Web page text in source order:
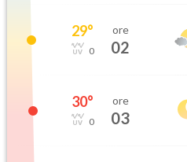
29°
0
ore
02
30°
0
ore
03